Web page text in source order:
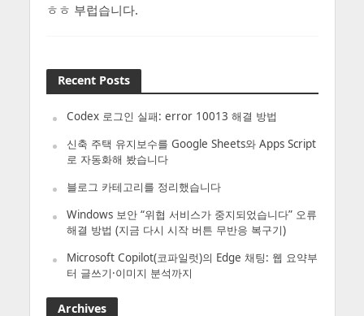
ㅎㅎ 부럽습니다.
Recent Posts
Codex 로그인 실패: error 10013 해결 방법
신축 주택 유지보수를 Google Sheets와 Apps Script
로 자동화해 봤습니다
블로그 카테고리를 정리했습니다
Windows 보안 “위협 서비스가 중지되었습니다” 오류
해결 방법 (지금 다시 시작 버튼 무반응 복구기)
Microsoft Copilot(코파일럿)의 Edge 채팅: 웹 요약부
터 글쓰기·이미지 분석까지
Archives